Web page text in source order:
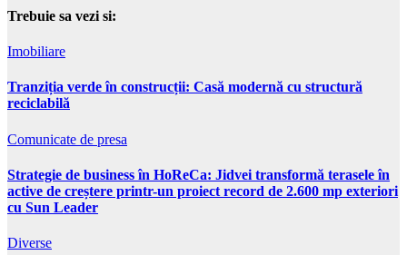
Trebuie sa vezi si:
Imobiliare
Tranziția verde în construcții: Casă modernă cu structură
reciclabilă
Comunicate de presa
Strategie de business în HoReCa: Jidvei transformă terasele în
active de creștere printr-un proiect record de 2.600 mp exteriori
cu Sun Leader
Diverse